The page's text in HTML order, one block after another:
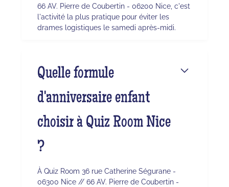
66 AV. Pierre de Coubertin - 06200 Nice, c'est
l'activité la plus pratique pour éviter les
drames logistiques le samedi après-midi.
Quelle formule
d'anniversaire enfant
choisir à Quiz Room Nice
?
À Quiz Room 36 rue Catherine Ségurane -
06300 Nice // 66 AV. Pierre de Coubertin -